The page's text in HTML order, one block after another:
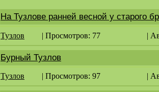
На Тузлове ранней весной у старого
Тузлов | Просмотров: 77 |
Бурный Тузлов
Тузлов | Просмотров: 97 |